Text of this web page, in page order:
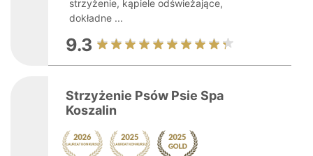
strzyżenie, kąpiele odświeżające,
dokładne ...
9.3
Strzyżenie Psów Psie Spa
Koszalin